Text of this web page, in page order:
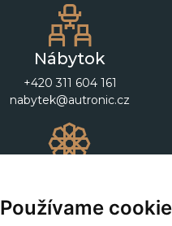
Používame
Nábytok
+420 311 604 161
nabytek@autronic.cz
+420 311 604 182
dekorace@autronic.cz